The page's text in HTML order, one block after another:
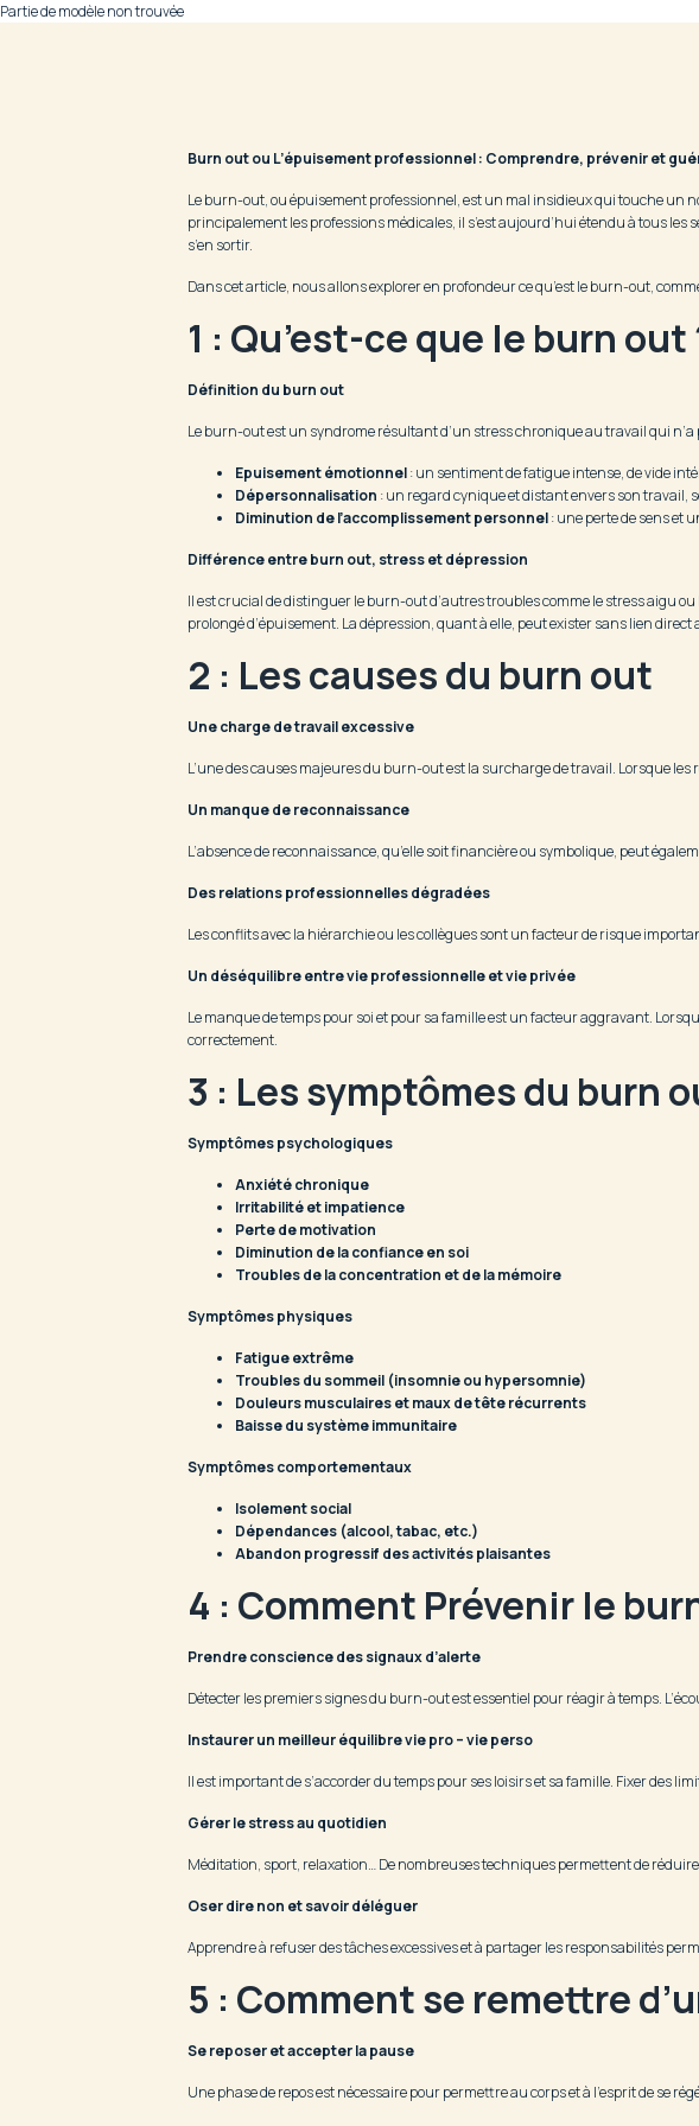
Partie de modèle non trouvée
Burn out ou L’épuisement professionnel : Comprendre, prévenir et
Le burn-out, ou épuisement professionnel, est un mal insidieux qui touche un
principalement les professions médicales, il s’est aujourd’hui étendu à tous
s’en sortir.
Dans cet article, nous allons explorer en profondeur ce qu’est le burn-out,
1 : Qu’est-ce que le burn out
Définition du burn out
Le burn-out est un syndrome résultant d’un stress chronique au travail qui
Epuisement émotionnel: un sentiment de fatigue intense, de vide
Dépersonnalisation : un regard cynique et distant envers son travail,
Diminution de l’accomplissement personnel: une perte de sens et
Différence entre burn out, stress et dépression
Il est crucial de distinguer le burn-out d’autres troubles comme le stress aigu
prolongé d’épuisement. La dépression, quant à elle, peut exister sans lien
2 : Les causes du burn out
Une charge de travail excessive
L’une des causes majeures du burn-out est la surcharge de travail. Lorsque
Un manque de reconnaissance
L’absence de reconnaissance, qu’elle soit financière ou symbolique, peut
Des relations professionnelles dégradées
Les conflits avec la hiérarchie ou les collègues sont un facteur de risque
Un déséquilibre entre vie professionnelle et vie privée
Le manque de temps pour soi et pour sa famille est un facteur aggravant.
correctement.
3 : Les symptômes du burn
Symptômes psychologiques
Anxiété chronique
Irritabilité et impatience
Perte de motivation
Diminution de la confiance en soi
Troubles de la concentration et de la mémoire
Symptômes physiques
Fatigue extrême
Troubles du sommeil (insomnie ou hypersomnie)
Douleurs musculaires et maux de tête récurrents
Baisse du système immunitaire
Symptômes comportementaux
Isolement social
Dépendances (alcool, tabac, etc.)
Abandon progressif des activités plaisantes
4 : Comment Prévenir le
Prendre conscience des signaux d’alerte
Détecter les premiers signes du burn-out est essentiel pour réagir à temps.
Instaurer un meilleur équilibre vie pro – vie perso
Il est important de s’accorder du temps pour ses loisirs et sa famille. Fixer des
Gérer le stress au quotidien
Méditation, sport, relaxation… De nombreuses techniques permettent de
Oser dire non et savoir déléguer
Apprendre à refuser des tâches excessives et à partager les responsabilités
5 : Comment se remettre
Se reposer et accepter la pause
Une phase de repos est nécessaire pour permettre au corps et à l’esprit de se